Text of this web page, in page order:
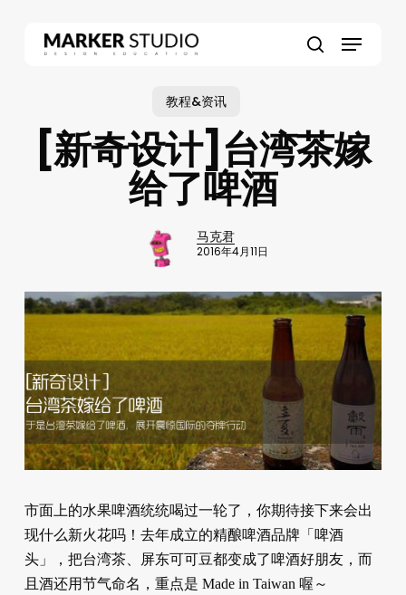
Menu
教程&资讯
[新奇设计]台湾茶嫁
给了啤酒
马克君
2016年4月11日
市面上的水果啤酒统统喝过一轮了，你期待接下来会出
现什么新火花吗！去年成立的精酿啤酒品牌「啤酒
头」，把台湾茶、屏东可可豆都变成了啤酒好朋友，而
且酒还用节气命名，重点是 Made in Taiwan 喔～